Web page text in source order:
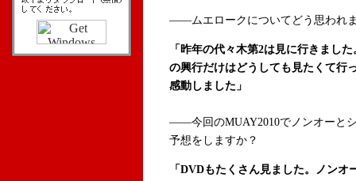
――ムエロークについてどう思われ
「昨年の代々木第2は見に行きまし
の興行だけはどうしても見たくて行
感動しました」
――今回のMUAY2010でノンオーと
予想をしますか？
「DVDもたくさん見ました。ノン